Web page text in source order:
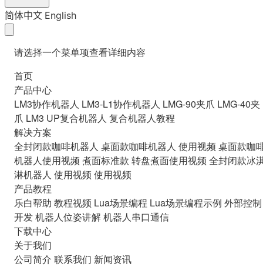
简体中文 English
请选择一个菜单项查看详细内容
首页
产品中心
LM3协作机器人 LM3-L1协作机器人 LMG-90夹爪 LMG-40夹
爪 LM3 UP复合机器人 复合机器人教程
解决方案
全封闭款咖啡机器人 桌面款咖啡机器人 使用视频 桌面款咖
机器人使用视频 煮面标准款 转盘煮面使用视频 全封闭款冰
淋机器人 使用视频 使用视频
产品教程
乐白帮助 教程视频 Lua场景编程 Lua场景编程示例 外部控制
开发机器人位姿讲解机器人串口通信
下载中心
关于我们
公司简介 联系我们 新闻资讯